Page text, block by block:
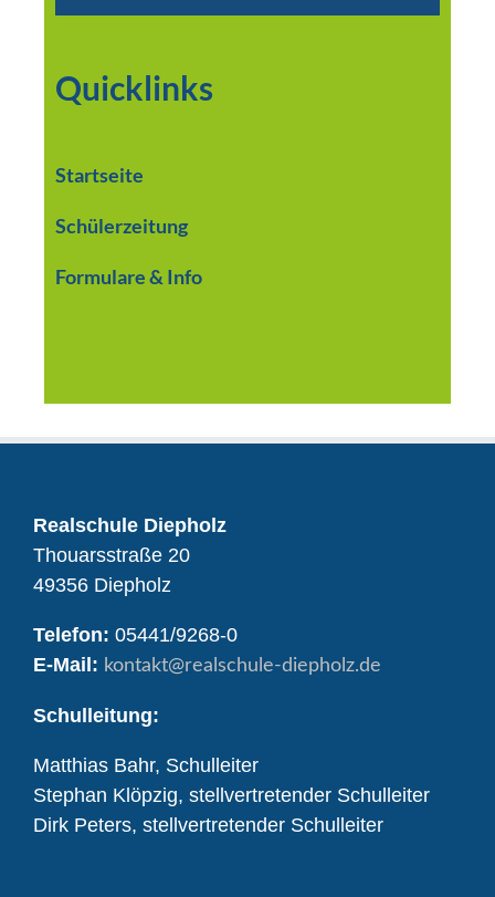
Quicklinks
Startseite
Schülerzeitung
Formulare & Info
Realschule Diepholz
Thouarsstraße 20
49356 Diepholz
Telefon: 05441/9268-0
E-Mail: kontakt@realschule-diepholz.de
Schulleitung:
Matthias Bahr, Schulleiter
Stephan Klöpzig, stellvertretender Schulleiter
Dirk Peters, stellvertretender Schulleiter